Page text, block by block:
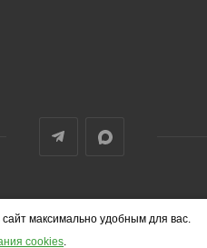
максимально удобным для вас.
cookies.